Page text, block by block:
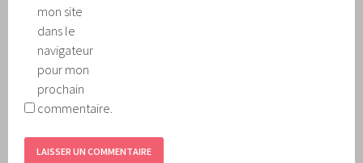
mon site
dans le
navigateur
pour mon
prochain
commentaire.